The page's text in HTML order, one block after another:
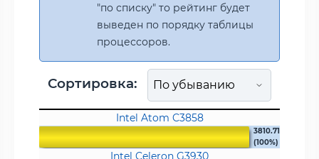
"по списку" то рейтинг будет
выведен по порядку таблицы
процессоров.
Сортировка:
Intel Atom C3858
3810.71
(100%)
Intel Celeron G3930